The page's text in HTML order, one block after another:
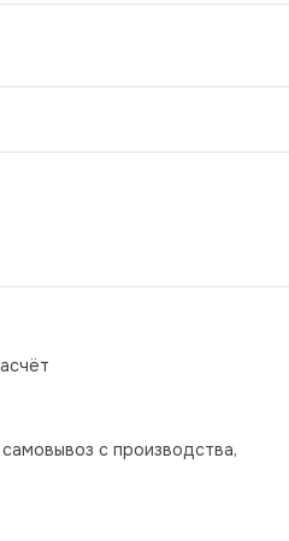
с производства,